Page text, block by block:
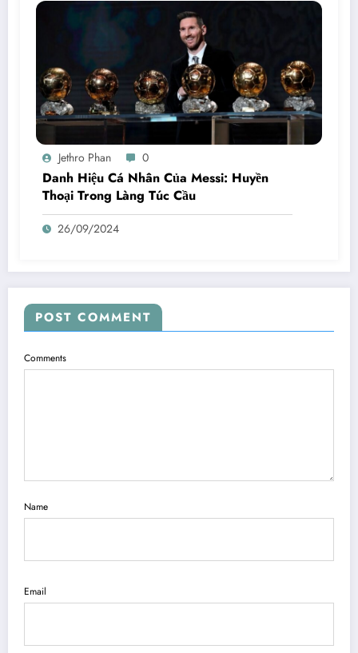
Jethro Phan 0
Danh Hiệu Cá Nhân Của Messi: Huyền
Thoại Trong Làng Túc Cầu
26/09/2024
POST COMMENT
Comments
Name
Email